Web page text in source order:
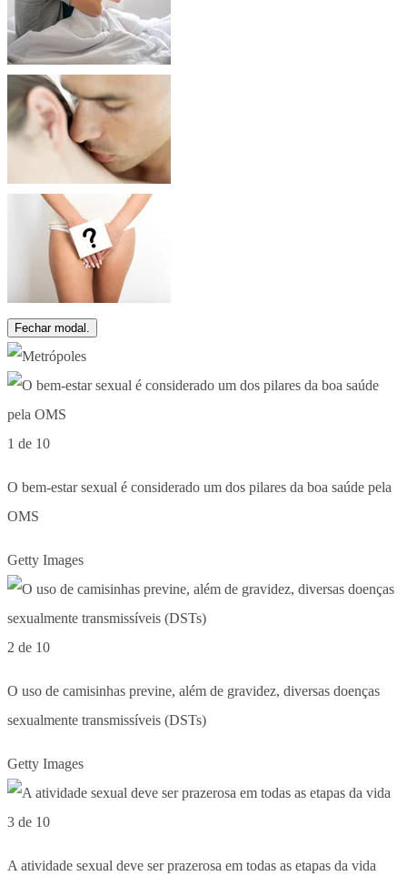
Fechar modal.
1 de 10
O bem-estar sexual é considerado um dos pilares da boa saúde pela
OMS
Getty Images
2 de 10
O uso de camisinhas previne, além de gravidez, diversas doenças
sexualmente transmissíveis (DSTs)
Getty Images
3 de 10
A atividade sexual deve ser prazerosa em todas as etapas da vida